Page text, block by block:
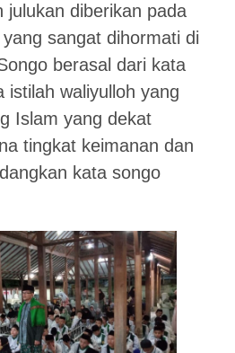
julukan diberikan pada
sangat dihormati di
berasal dari kata
istilah waliyulloh yang
Islam yang dekat
tingkat keimanan dan
kata songo